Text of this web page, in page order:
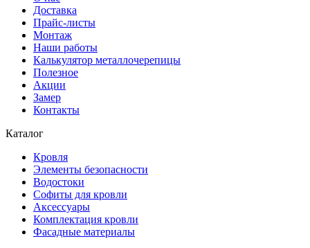
Доставка
Прайс-листы
Монтаж
Наши работы
Калькулятор металлочерепицы
Полезное
Акции
Замер
Контакты
Каталог
Кровля
Элементы безопасности
Водостоки
Софиты для кровли
Аксессуары
Комплектация кровли
Фасадные материалы